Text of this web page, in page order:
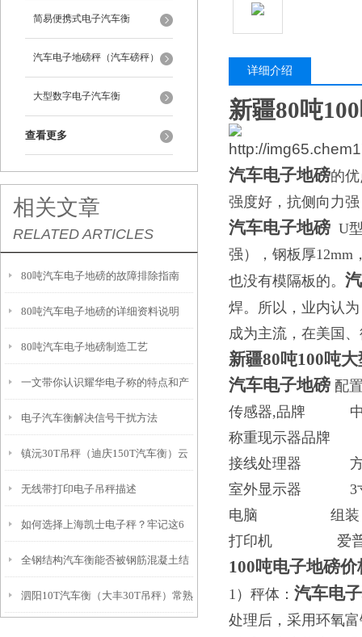
简易便携式电子汽车衡
汽车电子地磅秤（汽车磅秤）
大型数字电子汽车衡
查看更多
相关文章
RELATED ARTICLES
80吨汽车电子地磅的故障排除指南
80吨汽车电子地磅的详细资料说明
80吨汽车电子地磅制造工艺
一文带你认识耀华电子称的特点和产
品参数
电子汽车衡解决信号干扰方法
镇沅30T吊秤（迪庆150T汽车衡）云
县10T地磅）澜沧轨道衡器维修
无线带打印电子吊秤描述
如何选择上海凯士电子秤？牢记这6
点
全钢结构汽车衡能否被钢筋混凝土结
构电子汽车衡逐步取代？
泗阳10T汽车衡（大丰30T吊秤）常熟
详细介绍
新疆80吨
汽车电子地磅的
强度好，抗侧向力
汽车电子地磅 U
强），钢板厚12mm
也没有模隔板的。
焊。所以，业内认
成为主流，在美国
新疆80吨100吨
汽车电子地磅 配
传感器,品牌 中航
称重现示器品牌 上
接线处理器 方
室外显示器 3
电脑 组装，联想
打印机 爱普生
100吨电子地磅
1）秤体： 汽车电
处理后，采用环氧